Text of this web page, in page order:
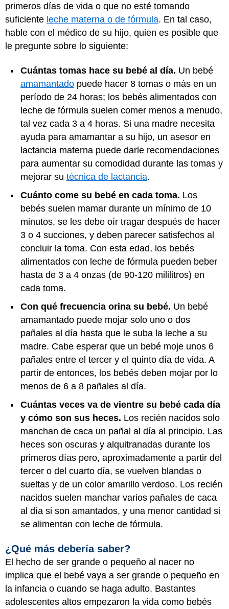
primeros días de vida o que no esté tomando
suficiente leche materna o de fórmula. En tal caso,
hable con el médico de su hijo, quien es posible que
le pregunte sobre lo siguiente:
Cuántas tomas hace su bebé al día. Un bebé
amamantado puede hacer 8 tomas o más en un
período de 24 horas; los bebés alimentados con
leche de fórmula suelen comer menos a menudo,
tal vez cada 3 a 4 horas. Si una madre necesita
ayuda para amamantar a su hijo, un asesor en
lactancia materna puede darle recomendaciones
para aumentar su comodidad durante las tomas y
mejorar su técnica de lactancia.
Cuánto come su bebé en cada toma. Los
bebés suelen mamar durante un mínimo de 10
minutos, se les debe oír tragar después de hacer
3 o 4 succiones, y deben parecer satisfechos al
concluir la toma. Con esta edad, los bebés
alimentados con leche de fórmula pueden beber
hasta de 3 a 4 onzas (de 90-120 mililitros) en
cada toma.
Con qué frecuencia orina su bebé. Un bebé
amamantado puede mojar solo uno o dos
pañales al día hasta que le suba la leche a su
madre. Cabe esperar que un bebé moje unos 6
pañales entre el tercer y el quinto día de vida. A
partir de entonces, los bebés deben mojar por lo
menos de 6 a 8 pañales al día.
Cuántas veces va de vientre su bebé cada día
y cómo son sus heces. Los recién nacidos solo
manchan de caca un pañal al día al principio. Las
heces son oscuras y alquitranadas durante los
primeros días pero, aproximadamente a partir del
tercer o del cuarto día, se vuelven blandas o
sueltas y de un color amarillo verdoso. Los recién
nacidos suelen manchar varios pañales de caca
al día si son amantados, y una menor cantidad si
se alimentan con leche de fórmula.
¿Qué más debería saber?
El hecho de ser grande o pequeño al nacer no
implica que el bebé vaya a ser grande o pequeño en
la infancia o cuando se haga adulto. Bastantes
adolescentes altos empezaron la vida como bebés